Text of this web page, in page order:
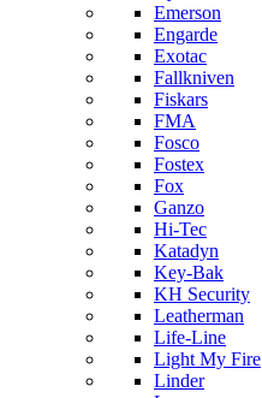
Emerson
Engarde
Exotac
Fallkniven
Fiskars
FMA
Fosco
Fostex
Fox
Ganzo
Hi-Tec
Katadyn
Key-Bak
KH Security
Leatherman
Life-Line
Light My Fire
Linder